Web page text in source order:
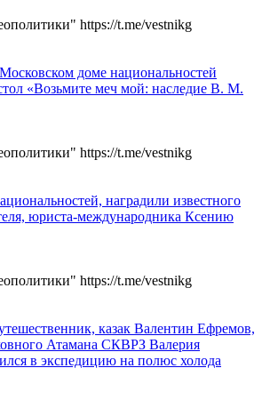
https://t.me/vestnikg
доме национальностей
«Возьмите меч мой: наследие В. М.
https://t.me/vestnikg
наградили известного
юриста-международника Ксению
https://t.me/vestnikg
казак Валентин Ефремов,
Атамана СКВРЗ Валерия
в экспедицию на полюс холода